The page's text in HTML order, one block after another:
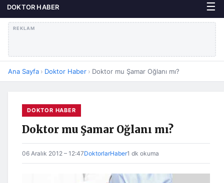
DOKTOR HABER ☰
REKLAM
Ana Sayfa › Doktor Haber › Doktor mu Şamar Oğlanı mı?
DOKTOR HABER
Doktor mu Şamar Oğlanı mı?
06 Aralık 2012 – 12:47DoktorlarHaber1 dk okuma